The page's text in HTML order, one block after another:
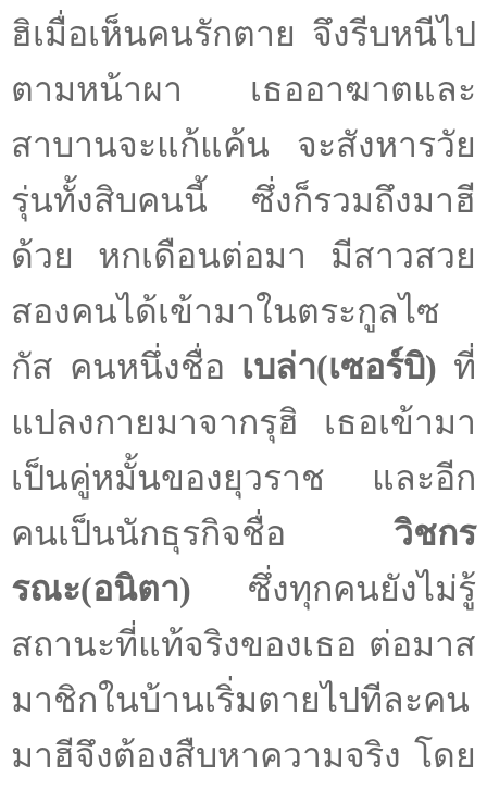
ฮิเมื่อเห็นคนรักตาย จึงรีบหนีไป
ตามหน้าผา เธออาฆาตและ
สาบานจะแก้แค้น จะสังหารวัย
รุ่นทั้งสิบคนนี้ ซึ่งก็รวมถึงมาฮี
ด้วย หกเดือนต่อมา มีสาวสวย
สองคนได้เข้ามาในตระกูลไซ
กัส คนหนึ่งชื่อ เบล่า(เซอร์บิ) ที่
แปลงกายมาจากรุฮิ เธอเข้ามา
เป็นคู่หมั้นของยุวราช และอีก
คนเป็นนักธุรกิจชื่อ วิชกร
รณะ(อนิตา) ซึ่งทุกคนยังไม่รู้
สถานะที่แท้จริงของเธอ ต่อมาส
มาชิกในบ้านเริ่มตายไปทีละคน
มาฮีจึงต้องสืบหาความจริง โดย